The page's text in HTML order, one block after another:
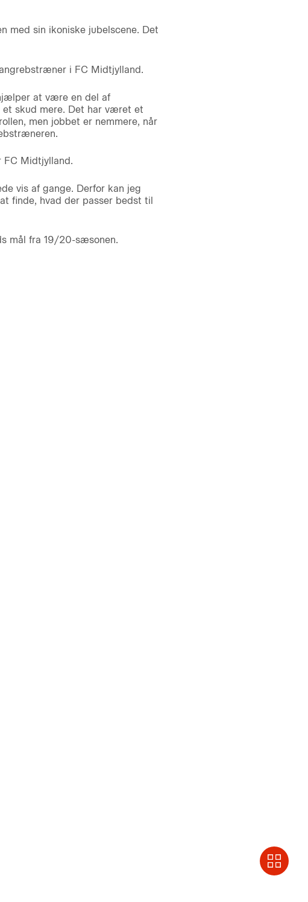
med sin ikoniske jubelscene. Det
i FC Midtjylland.
at være en del af
skud mere. Det har været et
men jobbet er nemmere, når
FC Midtjylland.
vis af gange. Derfor kan jeg
finde, hvad der passer bedst til
mål fra 19/20-sæsonen.